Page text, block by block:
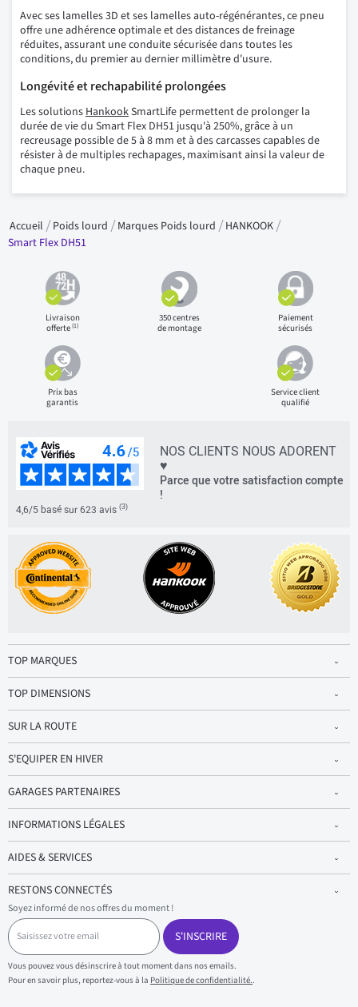
Avec ses lamelles 3D et ses lamelles auto-régénérantes, ce pneu
offre une adhérence optimale et des distances de freinage
réduites, assurant une conduite sécurisée dans toutes les
conditions, du premier au dernier millimètre d'usure.
Longévité et rechapabilité prolongées
Les solutionsHankookSmartLife permettent de prolonger la
durée de vie du Smart Flex DH51 jusqu'à 250%, grâce à un
recreusage possible de 5 à 8 mm et à des carcasses capables de
résister à de multiples rechapages, maximisant ainsi la valeur de
chaque pneu.
Accueil Poids lourd Marques Poids lourd
HANKOOK
Smart Flex DH51
Livraison
offerte(1)
350 centres
de montage
Paiement
sécurisés
Prix bas
garantis
Service client
qualifié
NOS CLIENTS NOUS ADORENT
♥
Parce que votre satisfaction compte
!
4,6/5 basé sur 623 avis (3)
TOP MARQUES
TOP DIMENSIONS
SUR LA ROUTE
S'EQUIPER EN HIVER
GARAGES PARTENAIRES
INFORMATIONS LÉGALES
AIDES & SERVICES
RESTONS CONNECTÉS
Soyez informé de nos offres du moment !
S
a
i
s
i
s
S'INSCRIRE
Vous pouvez vous désinscrire à tout moment dans nos emails.
Pour en savoir plus, reportez-vous à la Politique de confidentialité..